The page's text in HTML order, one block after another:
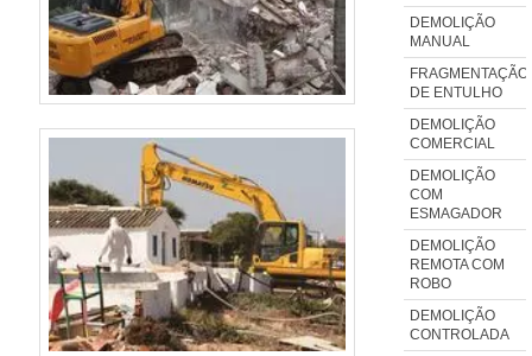
DEMOLIÇÃO
MANUAL
FRAGMENTAÇÃO
DE ENTULHO
DEMOLIÇÃO
COMERCIAL
DEMOLIÇÃO
COM
ESMAGADOR
DEMOLIÇÃO
REMOTA COM
ROBO
DEMOLIÇÃO
CONTROLADA